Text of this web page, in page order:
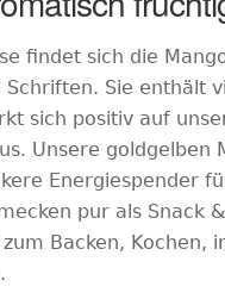
findet sich die
Schriften. Sie enthält
sich positiv auf
Unsere goldgelben
Energiespender
pur als Snack
Backen, Kochen,